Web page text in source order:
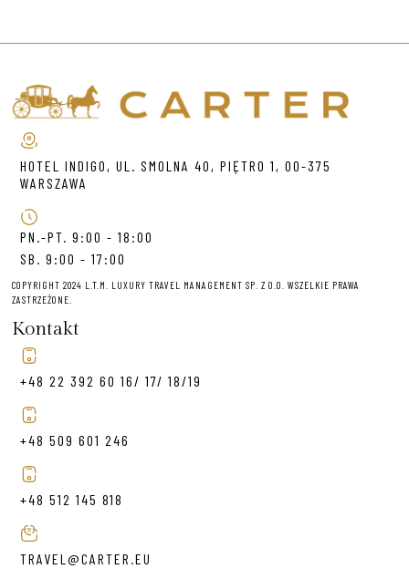
HOTEL INDIGO, UL. SMOLNA 40, PIĘTRO 1, 00-375
WARSZAWA
PN.-PT. 9:00 - 18:00
SB. 9:00 - 17:00
COPYRIGHT 2024 L.T.M. LUXURY TRAVEL MANAGEMENT SP. Z O.O. WSZELKIE PRAWA
ZASTRZEŻONE.
Kontakt
+48 22 392 60 16/ 17/ 18/19
+48 509 601 246
+48 512 145 818
TRAVEL@CARTER.EU